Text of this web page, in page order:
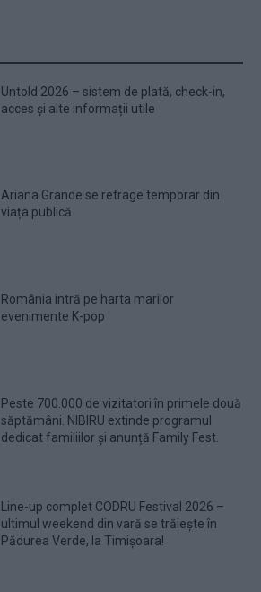
Untold 2026 – sistem de plată, check-in,
acces și alte informații utile
Ariana Grande se retrage temporar din
viața publică
România intră pe harta marilor
evenimente K-pop
Peste 700.000 de vizitatori în primele două
săptămâni. NIBIRU extinde programul
dedicat familiilor și anunță Family Fest.
Line-up complet CODRU Festival 2026 –
ultimul weekend din vară se trăiește în
Pădurea Verde, la Timișoara!